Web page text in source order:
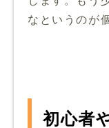
なというのが
初心者